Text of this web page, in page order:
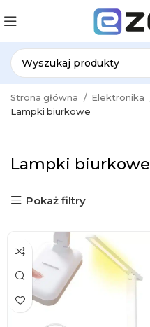
Strona główna Elektronika
Lampki biurkowe
Lampki biurkowe
Pokaż filtry